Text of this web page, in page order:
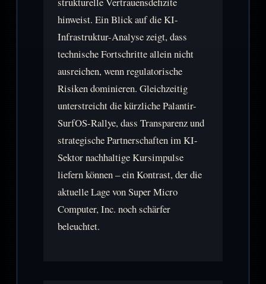
hinweist. Ein Blick auf die KI-
Infrastruktur-Analyse zeigt, dass
technische Fortschritte allein nicht
ausreichen, wenn regulatorische
Risiken dominieren. Gleichzeitig
unterstreicht die kürzliche Palantir-
SurfOS-Rallye, dass Transparenz und
strategische Partnerschaften im KI-
Sektor nachhaltige Kursimpulse
liefern können – ein Kontrast, der die
aktuelle Lage von Super Micro
Computer, Inc. noch schärfer
beleuchtet.